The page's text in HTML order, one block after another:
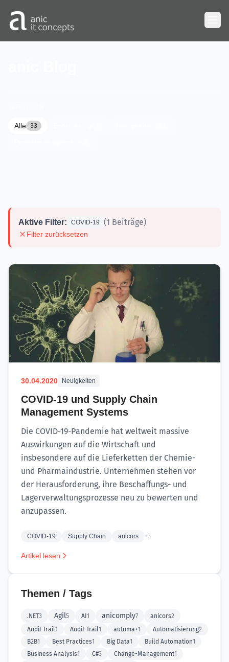
Alle 33
Themen / Tags
.NET3 Agil5 AI 1 anicomply7 anicors2
Audit Trail1 Audit-Trail1 automa+1 Automatisierung2
B2B1 Best Practices1 Big Data1 Build Automation1
Business Analysis1 C#3 Change-Management1
Aktive Filter: COVID-19 (1 Beiträge)
Filter zurücksetzen
30.04.2020 Neuigkeiten
COVID-19 und Supply Chain
Management Systems
Die COVID-19-Pandemie hat weltweit massive
Auswirkungen auf die Wirtschaft und
insbesondere auf die Lieferketten der Chemie-
und Pharmaindustrie. Unternehmen stehen vor
der Herausforderung, ihre Beschaffungs- und
Lagerverwaltungsprozesse neu zu bewerten und
anzupassen.
COVID-19 Supply Chain anicors +3
Artikel lesen